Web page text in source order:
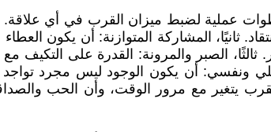
عملية لضبط ميزان القرب في أي علاقة.
المشاركة المتوازنة: أن يكون العطاء
الصبر والمرونة: القدرة على التكيف مع
ونفسي: أن يكون الوجود ليس مجرد تواجد
يتغير مع مرور الوقت، وأن الحب